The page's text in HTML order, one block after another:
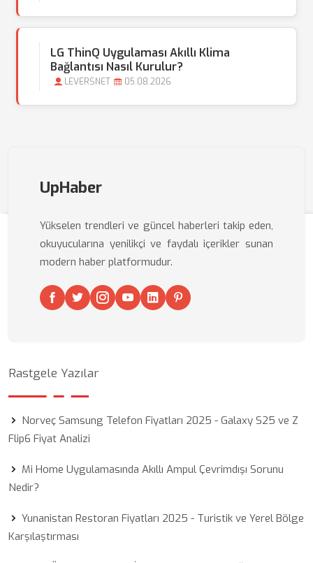
LG ThinQ Uygulaması Akıllı Klima
Bağlantısı Nasıl Kurulur?
LEVERSNET 05.08.2026
UpHaber
Yükselen trendleri ve güncel haberleri takip eden,
okuyucularına yenilikçi ve faydalı içerikler sunan
modern haber platformudur.
Rastgele Yazılar
Norveç Samsung Telefon Fiyatları 2025 - Galaxy S25 ve Z
Flip6 Fiyat Analizi
Mi Home Uygulamasında Akıllı Ampul Çevrimdışı Sorunu
Nedir?
Yunanistan Restoran Fiyatları 2025 - Turistik ve Yerel Bölge
Karşılaştırması